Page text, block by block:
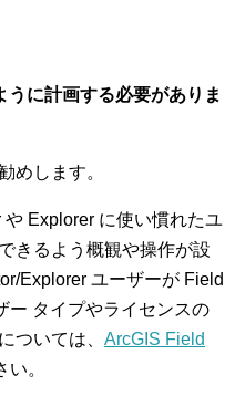
うに計画する必要がありま
めします。
Explorer に使い慣れたユ
きるよう概観や操作が設
Explorer ユーザーが Field
ー タイプやライセンスの
ついては、 ArcGIS Field
。